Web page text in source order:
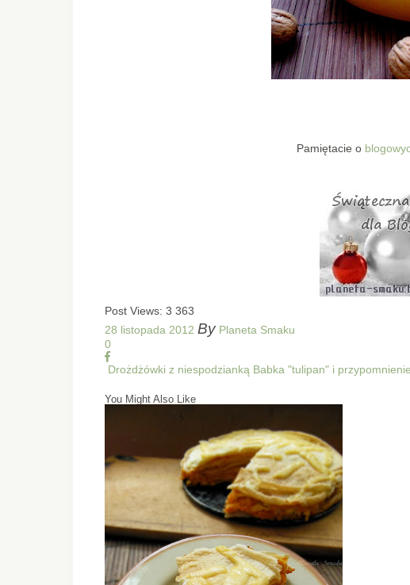
Pamiętacie o
Post Views: 3 363
28 listopada 2012 By Planeta Smaku
0
Drożdżówki z niespodzianką Babka "tulipan" i
You Might Also Like